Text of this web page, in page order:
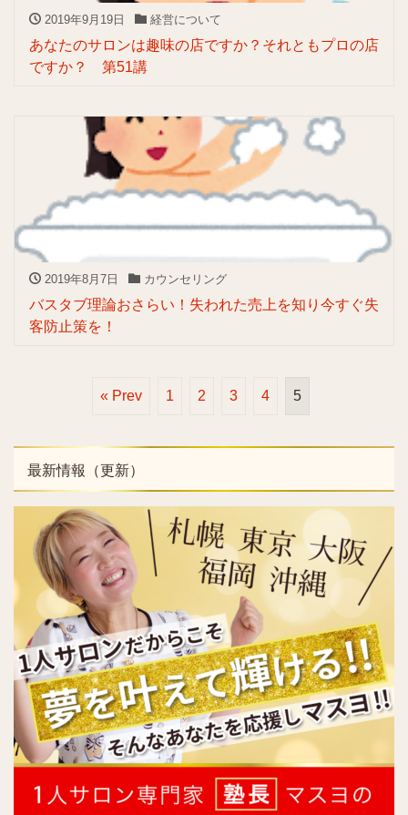
2019年9月19日 経営について
あなたのサロンは趣味の店ですか？それともプロの店
ですか？ 第51講
2019年8月7日 カウンセリング
バスタブ理論おさらい！失われた売上を知り今すぐ失
客防止策を！
« Prev 1 2 3 4 5
最新情報（更新）